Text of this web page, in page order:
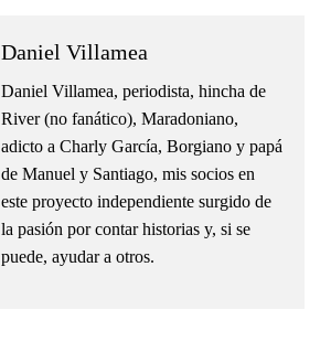
Daniel Villamea
Daniel Villamea, periodista, hincha de
River (no fanático), Maradoniano,
adicto a Charly García, Borgiano y papá
de Manuel y Santiago, mis socios en
este proyecto independiente surgido de
la pasión por contar historias y, si se
puede, ayudar a otros.